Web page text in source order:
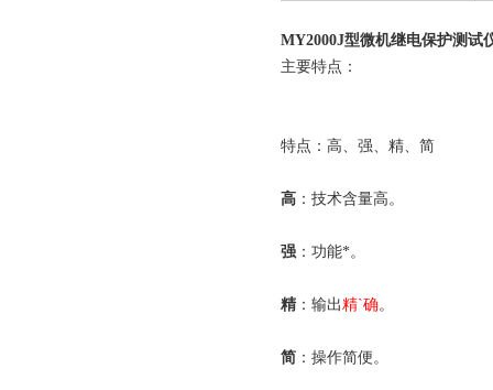
MY2000J型微机继电保护测试
主要特点：
特点：高、强、精、简
高 ：技术含量高。
强 ：功能*。
精 ：输出精`确。
简 ：操作简便。